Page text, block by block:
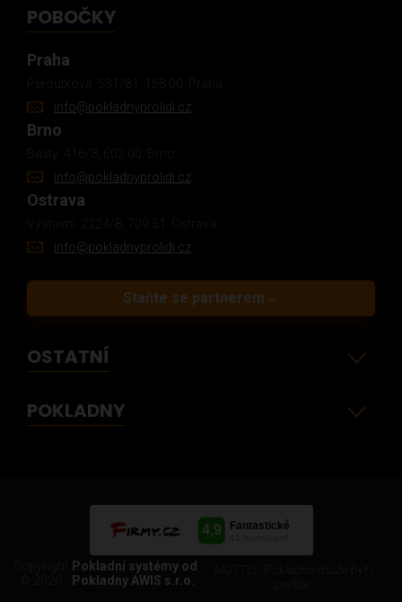
POBOČKY
Praha
info@pokladnyprolidi.cz
Brno
info@pokladnyprolidi.cz
Ostrava
info@pokladnyprolidi.cz
Staňte se partnerem →
OSTATNÍ
POKLADNY
Pokladní systémy od
Pokladny AWIS s.r.o.